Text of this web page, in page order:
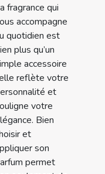
fragrance qui
accompagne
quotidien est
plus qu’un
accessoire
reflète votre
et
votre
Bien
et
son
permet